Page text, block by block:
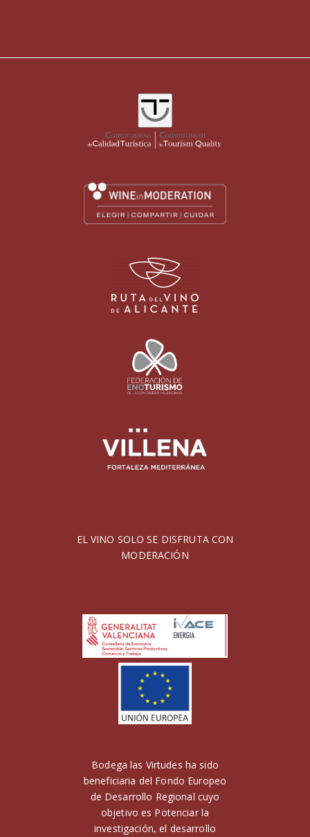
EL VINO SOLO SE DISFRUTA CON
MODERACIÓN
Bodega las Virtudes ha sido
beneficiaria del Fondo Europeo
de Desarrollo Regional cuyo
objetivo es Potenciar la
investigación, el desarrollo